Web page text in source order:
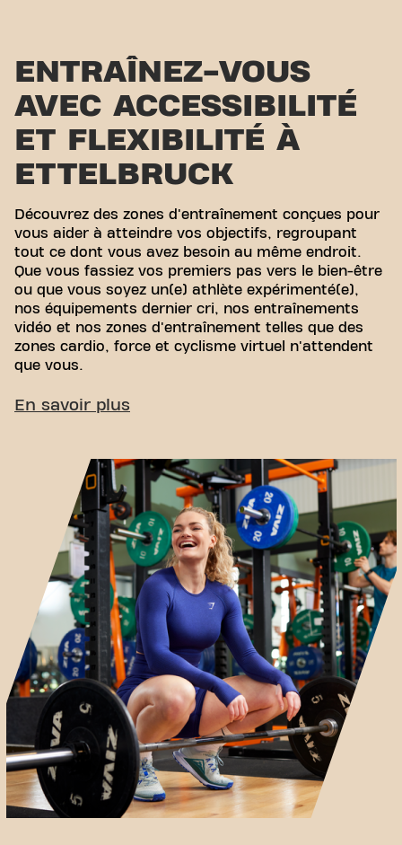
ENTRAÎNEZ-VOUS
AVEC ACCESSIBILITÉ
ET FLEXIBILITÉ À
ETTELBRUCK
Découvrez des zones d'entraînement conçues pour
vous aider à atteindre vos objectifs, regroupant
tout ce dont vous avez besoin au même endroit.
Que vous fassiez vos premiers pas vers le bien-être
ou que vous soyez un(e) athlète expérimenté(e),
nos équipements dernier cri, nos entraînements
vidéo et nos zones d'entraînement telles que des
zones cardio, force et cyclisme virtuel n'attendent
que vous.